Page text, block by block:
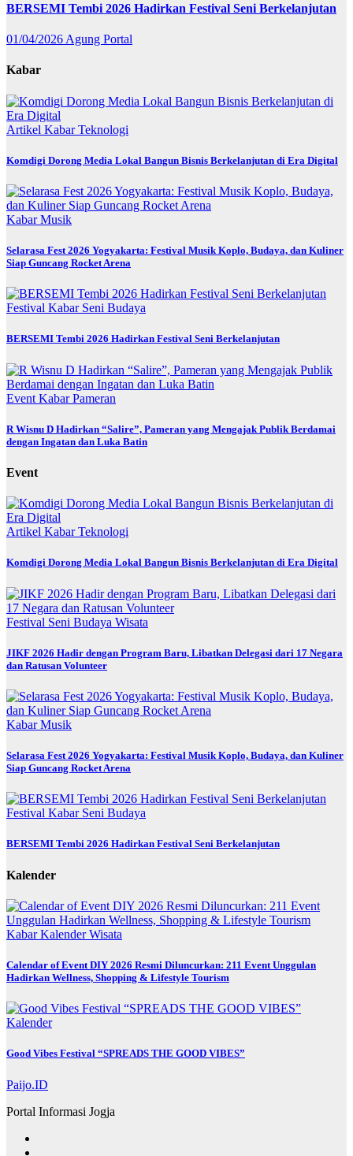
BERSEMI Tembi 2026 Hadirkan Festival Seni Berkelanjutan
01/04/2026 Agung Portal
Kabar
Artikel KabarTeknologi
Komdigi Dorong Media Lokal Bangun Bisnis Berkelanjutan di Era Digital
KabarMusik
Selarasa Fest 2026 Yogyakarta: Festival Musik Koplo, Budaya, dan Kuliner
Siap Guncang Rocket Arena
Festival Kabar Seni Budaya
BERSEMI Tembi 2026 Hadirkan Festival Seni Berkelanjutan
Event KabarPameran
R Wisnu D Hadirkan “Salire”, Pameran yang Mengajak Publik Berdamai
dengan Ingatan dan Luka Batin
Event
Artikel KabarTeknologi
Komdigi Dorong Media Lokal Bangun Bisnis Berkelanjutan di Era Digital
Festival Seni Budaya Wisata
JIKF 2026 Hadir dengan Program Baru, Libatkan Delegasi dari 17 Negara
dan Ratusan Volunteer
KabarMusik
Selarasa Fest 2026 Yogyakarta: Festival Musik Koplo, Budaya, dan Kuliner
Siap Guncang Rocket Arena
Festival Kabar Seni Budaya
BERSEMI Tembi 2026 Hadirkan Festival Seni Berkelanjutan
Kalender
KabarKalenderWisata
Calendar of Event DIY 2026 Resmi Diluncurkan: 211 Event Unggulan
Hadirkan Wellness, Shopping & Lifestyle Tourism
Kalender
Good Vibes Festival “SPREADS THE GOOD VIBES”
Paijo.ID
Portal Informasi Jogja